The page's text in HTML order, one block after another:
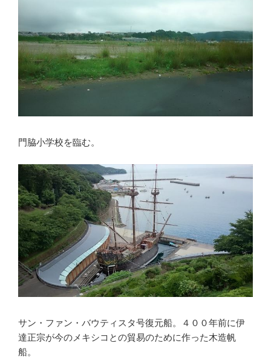
門脇小学校を臨む。
サン・ファン・バウティスタ号復元船。４００年前に伊
達正宗が今のメキシコとの貿易のために作った木造帆
船。